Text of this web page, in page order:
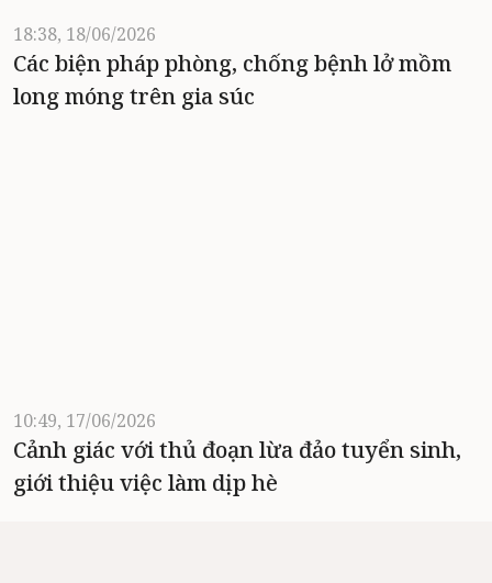
18:38, 18/06/2026
Các biện pháp phòng, chống bệnh lở mồm
long móng trên gia súc
10:49, 17/06/2026
Cảnh giác với thủ đoạn lừa đảo tuyển sinh,
giới thiệu việc làm dịp hè